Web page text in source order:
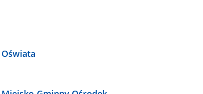
Oświata